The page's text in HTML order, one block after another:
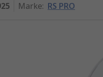
Marke: RS PRO